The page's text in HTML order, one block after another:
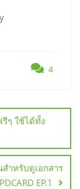
4
ๆ ใช้ได้ทั้ง
ำหรับดูเอกสาร
EP.1